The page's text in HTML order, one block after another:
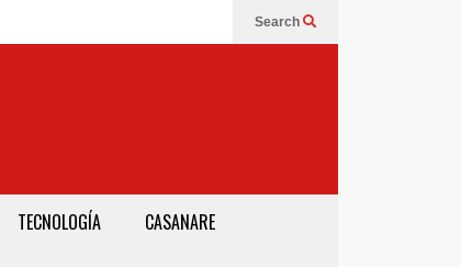
Search
TECNOLOGÍA CASANARE